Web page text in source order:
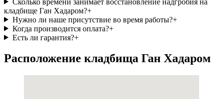
кладбище Ган Хадаром?+
Нужно ли наше присутствие во время работы?+
Когда производится оплата?+
Есть ли гарантия?+
Расположение кладбища Ган Хадаром